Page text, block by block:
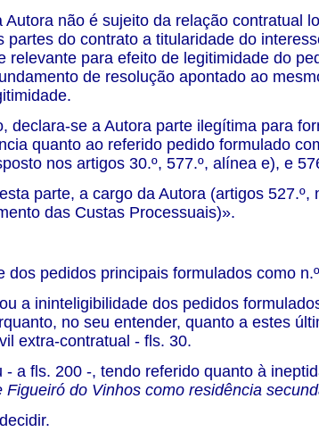
Autora não é sujeito da relação contratual
partes do contrato a titularidade do
relevante para efeito de legitimidade do
de resolução apontado ao
declara-se a Autora parte ilegítima para
quanto ao referido pedido formulado
nos artigos 30.º, 577.º, alínea e), e
parte, a cargo da Autora (artigos
das Custas Processuais)».
dos pedidos principais formulados como
a ininteligibilidade dos pedidos
no seu entender, quanto a estes
extra-contratual - fls. 30.
- a fls. 200 -, tendo referido quanto à
Figueiró do Vinhos como residência